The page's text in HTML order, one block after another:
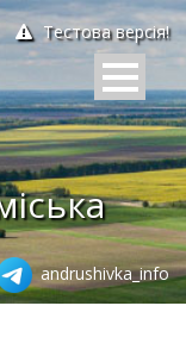
Тестова версія!
andrushivka_info